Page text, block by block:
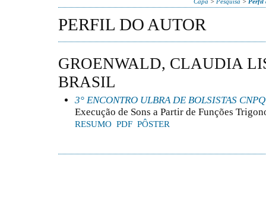
PERFIL DO AUTOR
GROENWALD, CLAUDIA
BRASIL
3° ENCONTRO ULBRA DE BOLSISTAS
Execução de Sons a Partir de Funções
RESUMO PDF PÔSTER